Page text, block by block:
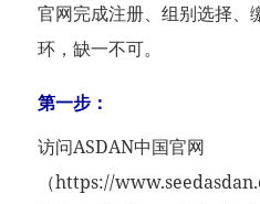
官网完成注册、组别选择、
环，缺一不可。
第一步：
访问ASDAN中国官网
（https://